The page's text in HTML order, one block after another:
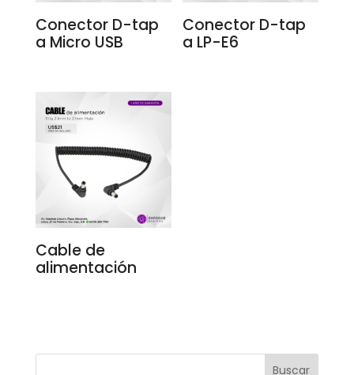
Conector D-tap
a Micro USB
Conector D-tap
a LP-E6
Cable de
alimentación